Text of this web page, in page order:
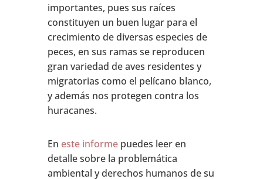
importantes, pues sus raíces
constituyen un buen lugar para el
crecimiento de diversas especies de
peces, en sus ramas se reproducen
gran variedad de aves residentes y
migratorias como el pelícano blanco,
y además nos protegen contra los
huracanes.
En este informepuedes leer en
detalle sobre la problemática
ambiental y derechos humanos de su